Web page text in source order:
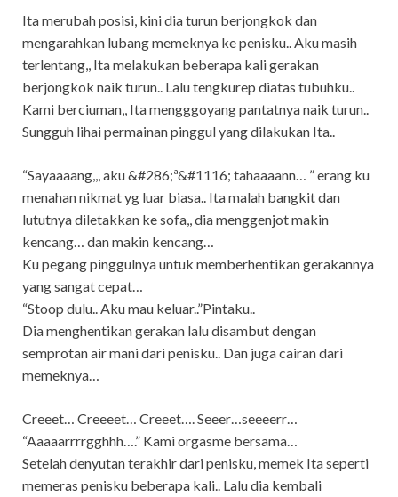
Ita merubah posisi, kini dia turun berjongkok dan
mengarahkan lubang memeknya ke penisku.. Aku masih
terlentang,, Ita melakukan beberapa kali gerakan
berjongkok naik turun.. Lalu tengkurep diatas tubuhku..
Kami berciuman,, Ita mengggoyang pantatnya naik turun..
Sungguh lihai permainan pinggul yang dilakukan Ita..
“Sayaaaang,,, aku &#286;ª&#1116; tahaaaann… ” erang ku
menahan nikmat yg luar biasa.. Ita malah bangkit dan
lututnya diletakkan ke sofa,, dia menggenjot makin
kencang… dan makin kencang…
Ku pegang pinggulnya untuk memberhentikan gerakannya
yang sangat cepat…
“Stoop dulu.. Aku mau keluar..”Pintaku..
Dia menghentikan gerakan lalu disambut dengan
semprotan air mani dari penisku.. Dan juga cairan dari
memeknya…
Creeet… Creeeet… Creeet…. Seeer…seeeerr…
“Aaaaarrrrgghhh….” Kami orgasme bersama…
Setelah denyutan terakhir dari penisku, memek Ita seperti
memeras penisku beberapa kali.. Lalu dia kembali